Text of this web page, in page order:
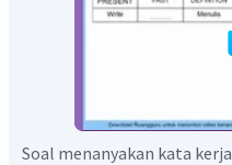
Soal menanyakan kata